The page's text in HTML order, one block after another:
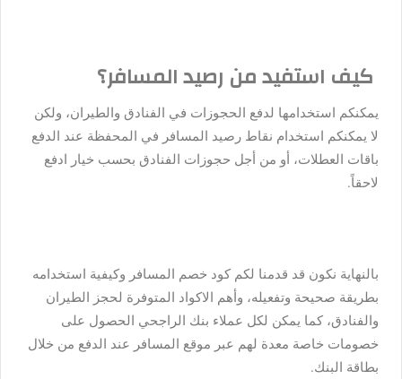
كيف استفيد من رصيد المسافر؟
يمكنكم استخدامها لدفع الحجوزات في الفنادق والطيران، ولكن
لا يمكنكم استخدام نقاط رصيد المسافر في المحفظة عند الدفع
باقات العطلات، أو من أجل حجوزات الفنادق بحسب خيار ادفع
لاحقاً.
بالنهاية نكون قد قدمنا لكم كود خصم المسافر وكيفية استخدامه
بطريقة صحيحة وتفعيله، وأهم الاكواد المتوفرة لحجز الطيران
والفنادق، كما يمكن لكل عملاء بنك الراجحي الحصول على
خصومات خاصة معدة لهم عبر موقع المسافر عند الدفع من خلال
بطاقة البنك.